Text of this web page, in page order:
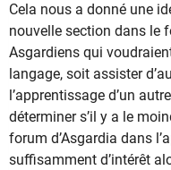
Cela nous a donné une
nouvelle section dans le
Asgardiens qui
langage, soit assister
l’apprentissage d’un
déterminer s’il y a le
forum d’Asgardia dans
suffisamment d’intérêt